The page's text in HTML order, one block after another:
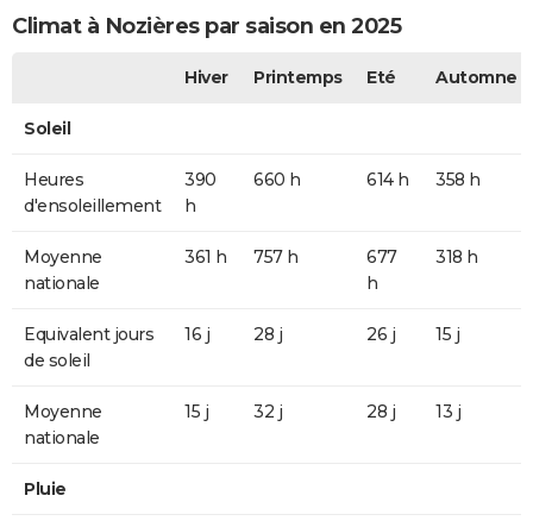
Climat à Nozières par saison en 2025
Hiver Printemps Eté Automne
Soleil
Heures
d'ensoleillement
390
h
660 h 614 h 358 h
Moyenne
nationale
361 h 757 h
677
h
318 h
Equivalent jours
de soleil
16 j 28 j 26 j 15 j
Moyenne
nationale
15 j 32 j 28 j 13 j
Pluie